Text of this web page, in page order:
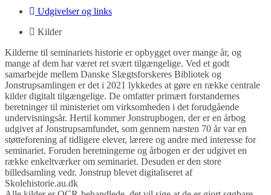
Udgivelser og links
Kilder
Kilderne til seminariets historie er opbygget over mange år, og
mange af dem har været ret svært tilgængelige. Ved et godt
samarbejde mellem Danske Slægtsforskeres Bibliotek og
Jonstrupsamlingen er det i 2021 lykkedes at gøre en række centrale
kilder digitalt tilgængelige. De omfatter primært forstandernes
beretninger til ministeriet om virksomheden i det forudgående
undervisningsår. Hertil kommer Jonstrupbogen, der er en årbog
udgivet af Jonstrupsamfundet, som gennem næsten 70 år var en
støtteforening af tidligere elever, lærere og andre med interesse for
seminariet. Foruden beretningerne og årbogen er der udgivet en
række enkeltværker om seminariet. Desuden er den store
billedsamling vedr. Jonstrup blevet digitaliseret af
Skolehistorie.au.dk